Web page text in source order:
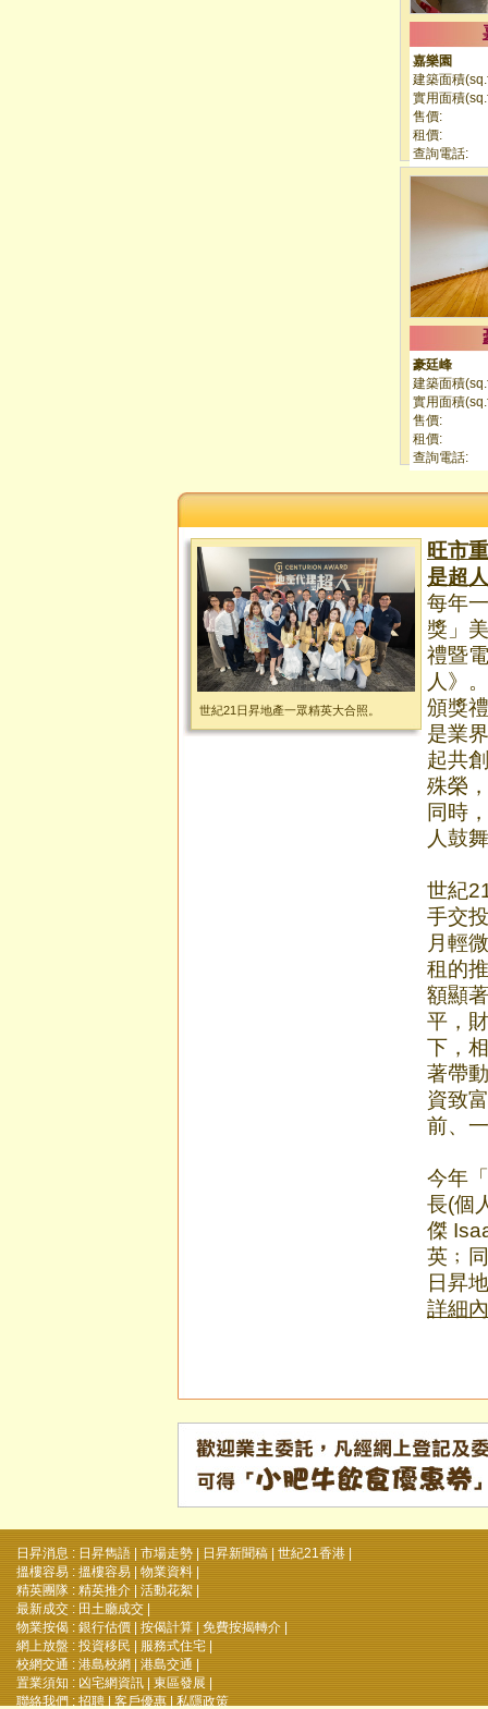
嘉樂園
建築面積
實用面積
售價:
租價:
查詢電話:
豪廷峰
建築面積
實用面積
售價:
租價:
查詢電話:
世紀21日昇地產一眾精英大合照。
旺市
是超
每年
獎」
禮暨
人》
頒獎
是業
起共
殊榮
同時
人鼓
世紀
手交
月輕
租的
額顯
平，
下，
著帶
資致
前、
今年
長(個
傑
英﹔
日昇
詳細
日昇消息 : 日昇雋語 市場走勢 日昇新聞稿 世紀21香港
搵樓容易 : 搵樓容易 物業資料
精英團隊 : 精英推介 活動花絮
最新成交 : 田土廳成交
物業按偈 : 銀行估價 按偈計算 免費按揭轉介
網上放盤 : 投資移民 服務式住宅
校網交通 : 港島校網 港島交通
置業須知 : 凶宅網資訊 東區發展
聯絡我們 : 招聘 客戶優惠 私隱政策